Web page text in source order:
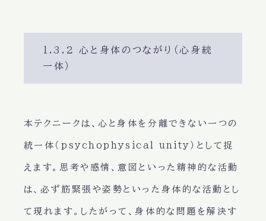
1.3.2 心と身体のつながり（心身統
一体）
本テクニークは、心と身体を分離できない一つの
統一体（psychophysical unity）として捉
えます。思考や感情、意図といった精神的な活動
は、必ず筋緊張や姿勢といった身体的な活動とし
て現れます。したがって、身体的な問題を解決す